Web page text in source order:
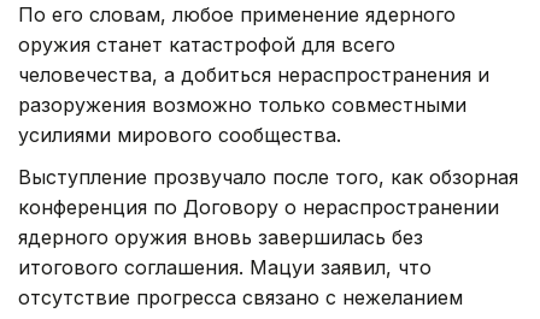
По его словам, любое применение ядерного
оружия станет катастрофой для всего
человечества, а добиться нераспространения и
разоружения возможно только совместными
усилиями мирового сообщества.
Выступление прозвучало после того, как обзорная
конференция по Договору о нераспространении
ядерного оружия вновь завершилась без
итогового соглашения. Мацуи заявил, что
отсутствие прогресса связано с нежеланием